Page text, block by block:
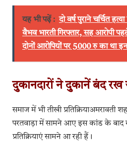
यह भी पढ़ें : दो वर्ष पुराने चर्चित
वैभव भारती गिरफ्तार, सह आरोपी
दोनों आरोपियों पर 5000 रु का था
दुकानदारों ने दुकानें बंद
समाज में भी तीखी प्रतिक्रियाअमरावती
परतवाड़ा में सामने आए इस कांड के बाद
प्रतिक्रियाएं सामने आ रही हैं।